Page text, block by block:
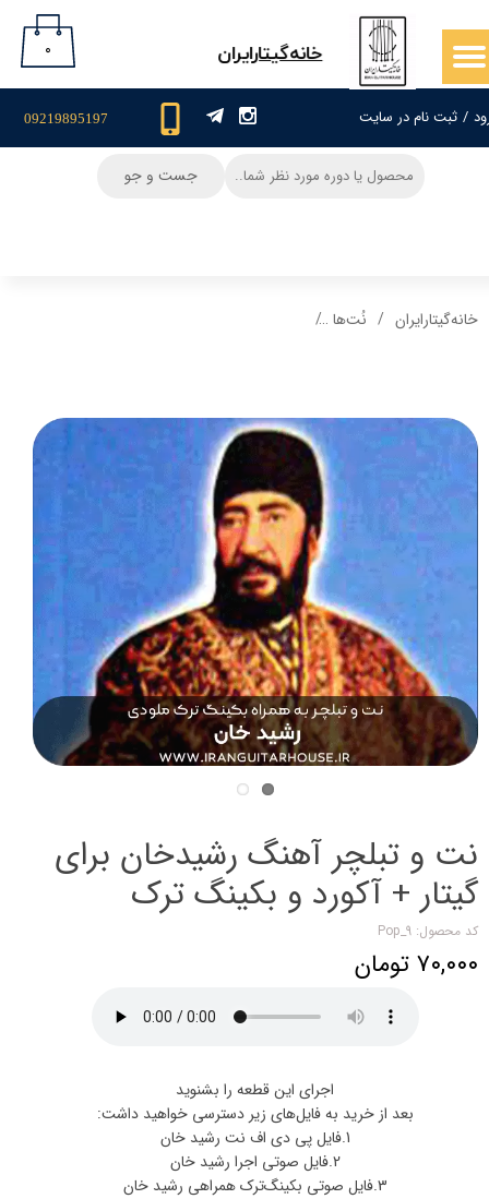
/ ثبت نام در سایت
حساب کاربری من
سفارشات
09219895197
​خانه‌گیتار‌ایران ۰
جست و جو
خانه‌گیتار‌ایران نُت‌ها
نت و تبلچر آهنگ رشیدخان برای
گیتار + آکورد و بکینگ ترک
کد محصول: Pop_9
۷۰,۰۰۰ تومان
اجرای این قطعه را بشنوید
بعد از خرید به فایل‌های زیر دسترسی خواهید داشت:
1.فایل پی دی اف نت رشید خان
2.فایل صوتی اجرا رشید خان
3.فایل صوتی بکینگ‌ترک همراهی رشید خان